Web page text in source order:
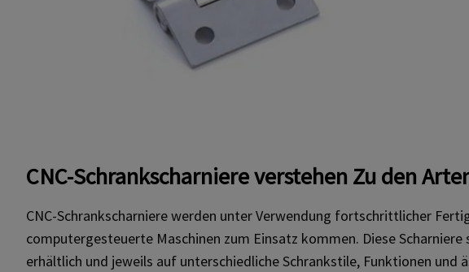
CNC-Schrankscharniere verstehen Zu den
CNC-Schrankscharniere werden unter Verwendung fortschrittlicher
computergesteuerte Maschinen zum Einsatz kommen. Diese Scharniere
erhältlich und jeweils auf unterschiedliche Schrankstile, Funktionen und